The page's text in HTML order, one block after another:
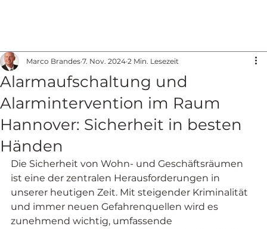
Alarmaufschaltung und
Alarmintervention im Raum
Hannover: Sicherheit in besten
Händen
Marco Brandes 7. Nov. 2024 2 Min. Lesezeit
Die Sicherheit von Wohn- und Geschäftsräumen
ist eine der zentralen Herausforderungen in
unserer heutigen Zeit. Mit steigender Kriminalität
und immer neuen Gefahrenquellen wird es
zunehmend wichtig, umfassende